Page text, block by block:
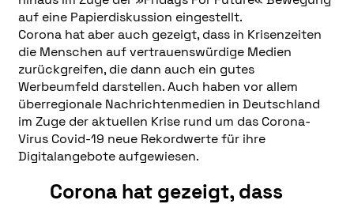
auf eine Papierdiskussion eingestellt.
Corona hat aber auch gezeigt, dass in Krisenzeiten
die Menschen auf vertrauenswürdige Medien
zurückgreifen, die dann auch ein gutes
Werbeumfeld darstellen. Auch haben vor allem
überregionale Nachrichtenmedien in Deutschland
im Zuge der aktuellen Krise rund um das Corona-
Virus Covid-19 neue Rekordwerte für ihre
Digitalangebote aufgewiesen.
Corona hat gezeigt, dass